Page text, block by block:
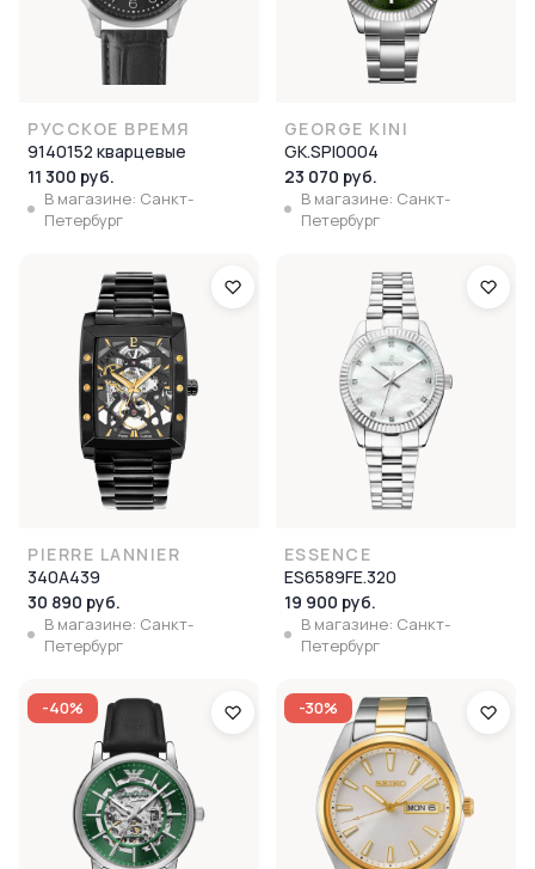
РУССКОЕ ВРЕМЯ
9140152 кварцевые
11 300 руб.
В магазине: Санкт-
Петербург
GEORGE KINI
GK.SPI0004
23 070 руб.
В магазине: Санкт-
Петербург
PIERRE LANNIER
340A439
30 890 руб.
В магазине: Санкт-
Петербург
ESSENCE
ES6589FE.320
19 900 руб.
В магазине: Санкт-
Петербург
-40% -30%